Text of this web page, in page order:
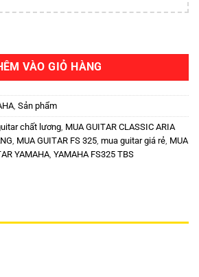
VÀO GIỎ HÀNG
Sản phẩm
chất lương MUA GUITAR CLASSIC ARIA
MUA GUITAR FS 325 mua guitar giá rẻ MUA
YAMAHA YAMAHA FS325 TBS